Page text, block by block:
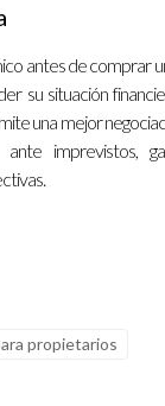
reserva?
acordados
tanto al
antes de comprar
su situación
una mejor
imprevistos,
propietarios